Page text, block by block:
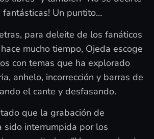
fantásticas! Un puntito…
para deleite de los fanáticos
mucho tiempo, Ojeda escoge
con temas que ha explorado
anhelo, incorrección y barras de
el cante y desfasando.
que la grabación de
sido interrumpida por los